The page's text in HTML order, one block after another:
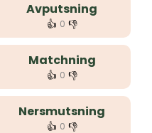
Avputsning
👍 0 👎
Matchning
👍 0 👎
Nersmutsning
👍 0 👎